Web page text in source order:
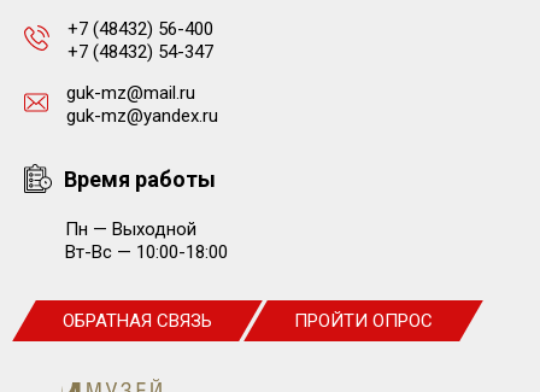
+7 (48432) 56-400
+7 (48432) 54-347
guk-mz@mail.ru
guk-mz@yandex.ru
Время работы
Пн — Выходной
Вт-Вс — 10:00-18:00
ОБРАТНАЯ СВЯЗЬ ПРОЙТИ ОПРОС